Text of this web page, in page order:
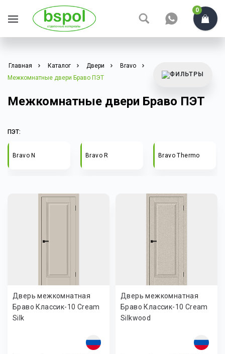
0
Главная Каталог Двери
Bravo
Межкомнатные двери Браво ПЭТ
Межкомнатные двери Браво ПЭТ
ПЭТ:
Bravo N Bravo R Bravo Thermo
Дверь межкомнатная
Браво Классик-10 Cream
Silk
Дверь межкомнатная
Браво Классик-10 Cream
Silkwood